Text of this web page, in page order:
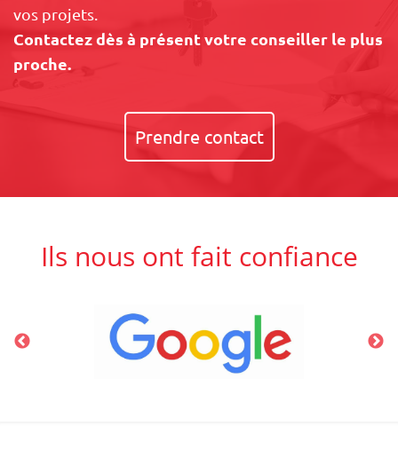
vos projets.
Contactez dès à présent votre conseiller le plus
proche.
Prendre contact
Ils nous ont fait confiance